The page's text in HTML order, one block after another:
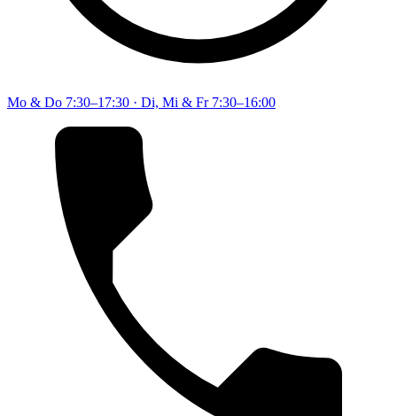
Mo & Do 7:30–17:30 · Di, Mi & Fr 7:30–16:00